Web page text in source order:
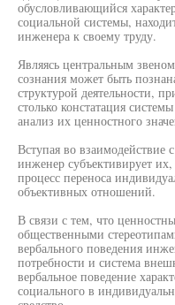
обусловливающийся
социальной системы,
инженера к своему труду.
Являясь центральным
сознания может быть
структурой деятельности,
столько констатация
анализ их ценностного
Вступая во взаимодействие
инженер субъективирует
процесс переноса
объективных отношений.
В связи с тем, что
общественными
вербального поведения
потребности и система
вербальное поведение
социального в